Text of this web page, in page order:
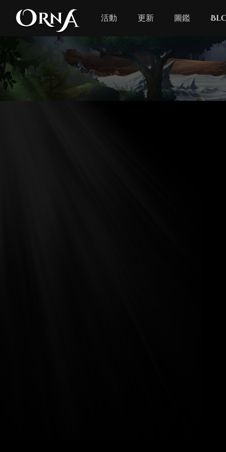
活動 更新 圖鑑